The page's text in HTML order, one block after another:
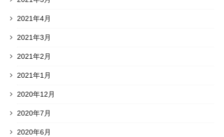
2021年4月
2021年3月
2021年2月
2021年1月
2020年12月
2020年7月
2020年6月